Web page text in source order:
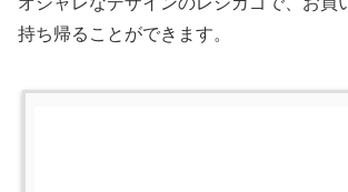
持ち帰ることができます。